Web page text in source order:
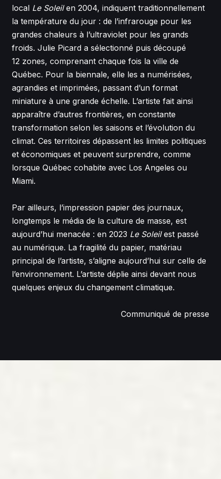
local Le Soleilen 2004, indiquent traditionnellement
la température du jour : de l’infrarouge pour les
grandes chaleurs à l’ultraviolet pour les grands
froids. Julie Picard a sélectionné puis découpé
12 zones, comprenant chaque fois la ville de
Québec. Pour la biennale, elle les a numérisées,
agrandies et imprimées, passant d’un format
miniature à une grande échelle. L’artiste fait ainsi
apparaître d’autres frontières, en constante
transformation selon les saisons et l’évolution du
climat. Ces territoires dépassent les limites politiques
et économiques et peuvent surprendre, comme
lorsque Québec cohabite avec Los Angeles ou
Miami.
Par ailleurs, l’impression papier des journaux,
longtemps le média de la culture de masse, est
aujourd’hui menacée : en 2023 Le Soleilest passé
au numérique. La fragilité du papier, matériau
principal de l’artiste, s’aligne aujourd’hui sur celle de
l’environnement. L’artiste déplie ainsi devant nous
quelques enjeux du changement climatique.
Communiqué de presse